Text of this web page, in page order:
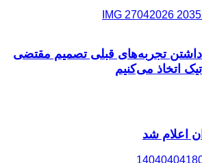
تجربه‌های قبلی تصمیم مقتضی
اتخاذ می‌کنیم
اعلام شد